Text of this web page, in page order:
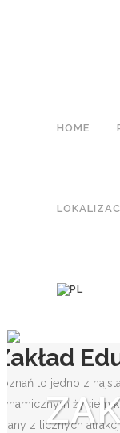
HOME
to jedno z
życiem
z licznych